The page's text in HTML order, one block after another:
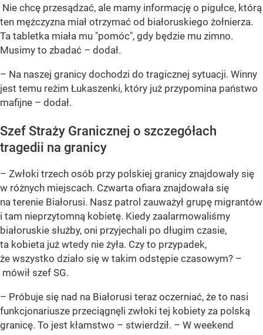
Nie chcę przesądzać, ale mamy informację o pigułce, którą
ten mężczyzna miał otrzymać od białoruskiego żołnierza.
Ta tabletka miała mu "pomóc", gdy będzie mu zimno.
Musimy to zbadać – dodał.
– Na naszej granicy dochodzi do tragicznej sytuacji. Winny
jest temu reżim Łukaszenki, który już przypomina państwo
mafijne – dodał.
Szef Straży Granicznej o szczegółach
tragedii na granicy
– Zwłoki trzech osób przy polskiej granicy znajdowały się
w różnych miejscach. Czwarta ofiara znajdowała się
na terenie Białorusi. Nasz patrol zauważył grupę migrantów
i tam nieprzytomną kobietę. Kiedy zaalarmowaliśmy
białoruskie służby, oni przyjechali po długim czasie,
ta kobieta już wtedy nie żyła. Czy to przypadek,
że wszystko działo się w takim odstępie czasowym? –
mówił szef SG.
– Próbuje się nad na Białorusi teraz oczerniać, że to nasi
funkcjonariusze przeciągnęli zwłoki tej kobiety za polską
granicę. To jest kłamstwo – stwierdził. – W weekend